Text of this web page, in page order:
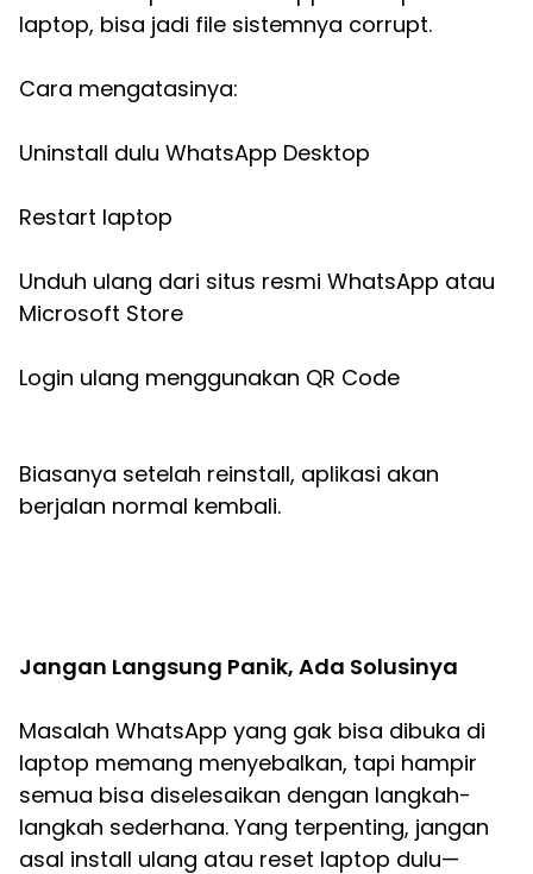
laptop, bisa jadi file sistemnya corrupt.
Cara mengatasinya:
Uninstall dulu WhatsApp Desktop
Restart laptop
Unduh ulang dari situs resmi WhatsApp atau
Microsoft Store
Login ulang menggunakan QR Code
Biasanya setelah reinstall, aplikasi akan
berjalan normal kembali.
Jangan Langsung Panik, Ada Solusinya
Masalah WhatsApp yang gak bisa dibuka di
laptop memang menyebalkan, tapi hampir
semua bisa diselesaikan dengan langkah-
langkah sederhana. Yang terpenting, jangan
asal install ulang atau reset laptop dulu—